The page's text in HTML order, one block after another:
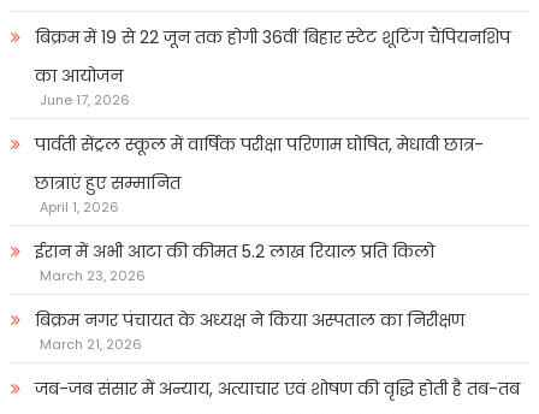
बिक्रम में 19 से 22 जून तक होगी 36वीं बिहार स्टेट शूटिंग चैंपियनशिप
का आयोजन
June 17, 2026
पार्वती सेंट्रल स्कूल में वार्षिक परीक्षा परिणाम घोषित, मेधावी छात्र-
छात्राएं हुए सम्मानित
April 1, 2026
ईरान में अभी आटा की कीमत 5.2 लाख रियाल प्रति किलो
March 23, 2026
बिक्रम नगर पंचायत के अध्यक्ष ने किया अस्पताल का निरीक्षण
March 21, 2026
जब-जब संसार में अन्याय, अत्याचार एवं शोषण की वृद्धि होती है तब-तब